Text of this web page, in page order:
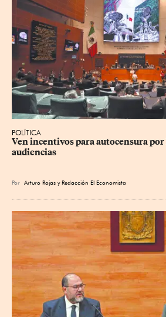
POLÍTICA
Ven incentivos para autocensura
audiencias
Por Arturo Rojas yRedacción El Economista